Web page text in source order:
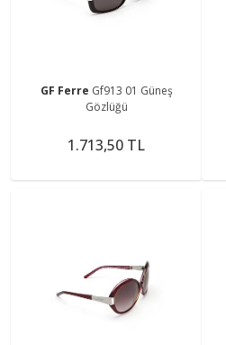
GF Ferre Gf913 01 Güneş
Gözlüğü
1.713,50 TL